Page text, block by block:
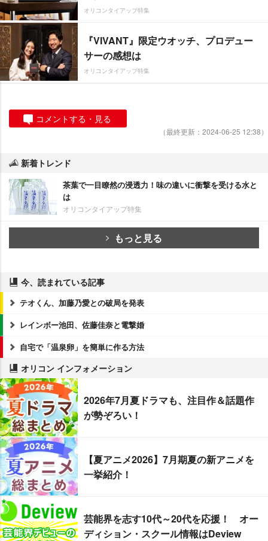
オリコンタイアップ特集
『VIVANT』限定ウオッチ、プロデュー
サーの感想は
オリコンタイアップ特集
コメントする・見る
（最終更新：2024-06-25 12:38）
新着トレンド
茶葉で一目瞭然の浸透力！味の違いに衝撃を受ける水と
は
オリコンタイアップ特集
もっと見る
今、読まれている記事
テオくん、加藤乃愛との破局を発表
レインボー池田、佐藤佳奈と電撃婚
自宅で「温泉卵」を簡単に作る方法
オリコン インフォメーション
2026年7月夏ドラマも、注目作＆話題作
が勢ぞろい！
【夏アニメ2026】7月期夏の新アニメを
一挙紹介！
芸能界を志す10代～20代を応援！ オー
ディション・スクール情報はDeview